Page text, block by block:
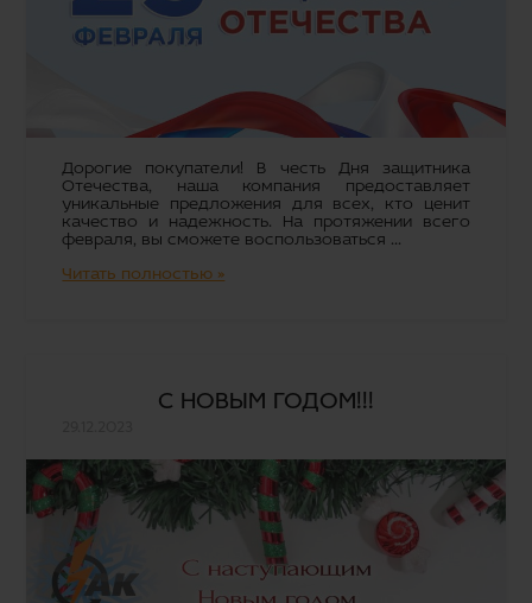
Дорогие покупатели! В честь Дня защитника
Отечества, наша компания предоставляет
уникальные предложения для всех, кто ценит
качество и надежность. На протяжении всего
февраля, вы сможете воспользоваться ...
Читать полностью »
С НОВЫМ ГОДОМ!!!